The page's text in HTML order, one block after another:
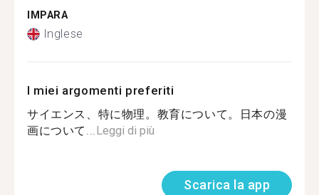
IMPARA
Inglese
I miei argomenti preferiti
サイエンス、特に物理。教育について。日本の漫
画について...Leggi di più
Scarica la app